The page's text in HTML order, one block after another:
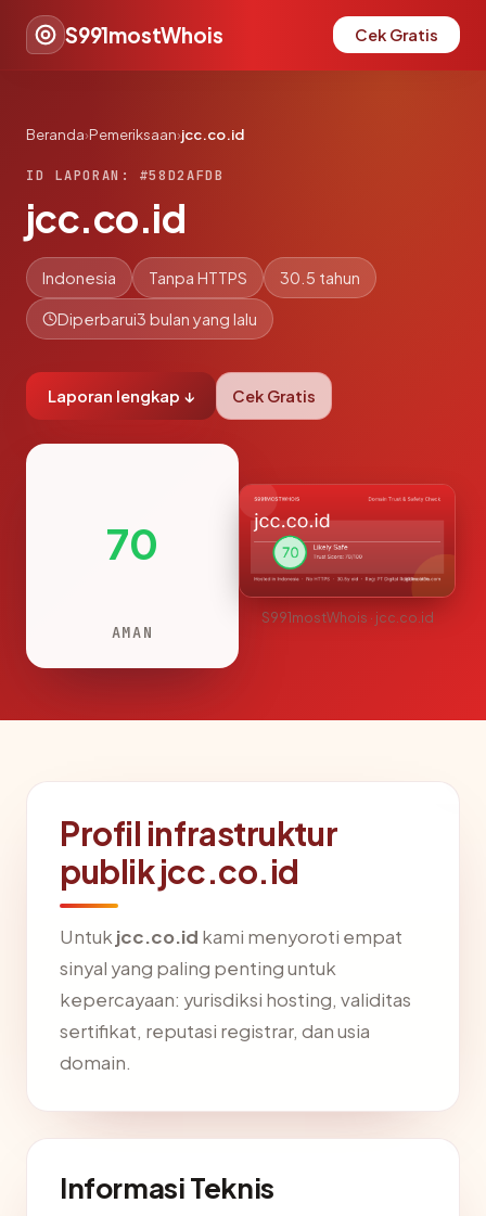
S991mostWhois Cek Gratis
Beranda›Pemeriksaan›jcc.co.id
ID LAPORAN: #58D2AFDB
jcc.co.id
Indonesia Tanpa HTTPS 30.5 tahun
Diperbarui3 bulan yang lalu
Laporan lengkap ↓ Cek Gratis
70
AMAN
S991mostWhois · jcc.co.id
Profil infrastruktur
publik jcc.co.id
Untuk jcc.co.id kami menyoroti empat
sinyal yang paling penting untuk
kepercayaan: yurisdiksi hosting, validitas
sertifikat, reputasi registrar, dan usia
domain.
Informasi Teknis